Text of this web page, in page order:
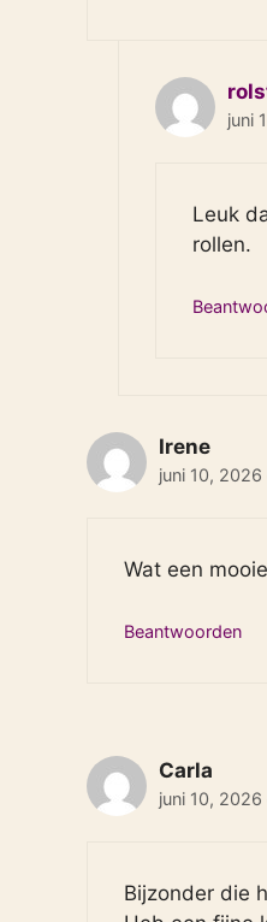
juni
Leuk
rollen.
Irene
juni 10,
Wat een
Beantwoorden
Carla
juni 10,
Bijzonder die